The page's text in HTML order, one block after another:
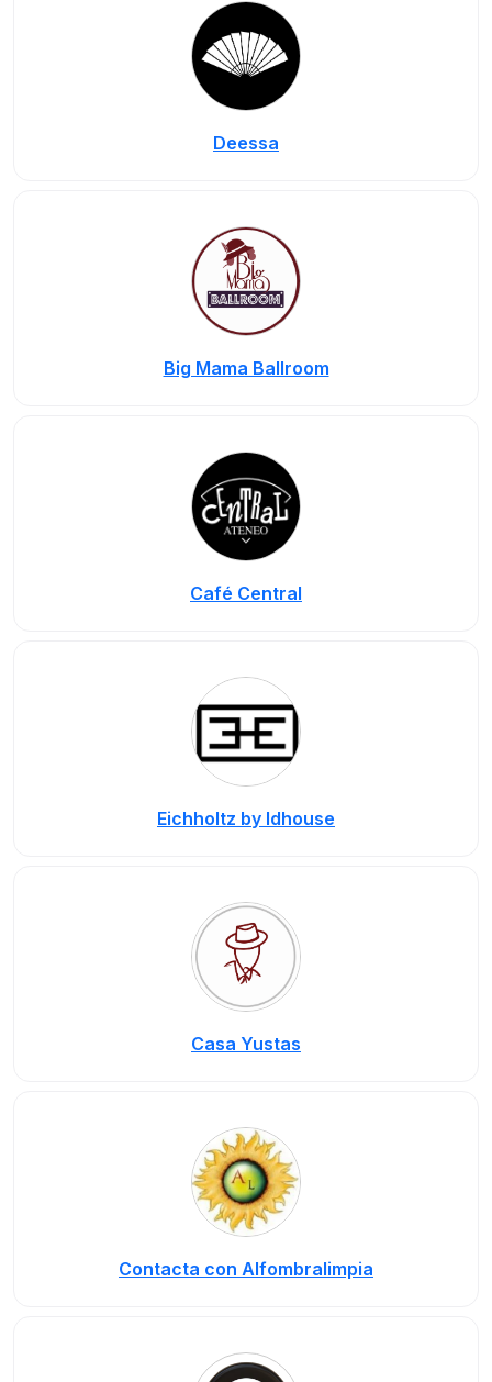
Deessa
Big Mama Ballroom
Café Central
Eichholtz by Idhouse
Casa Yustas
Contacta con Alfombralimpia